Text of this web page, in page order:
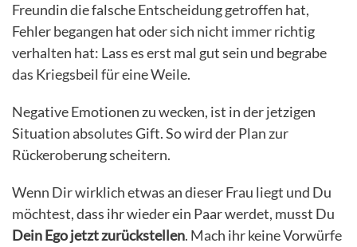
Freundin die falsche Entscheidung getroffen hat,
Fehler begangen hat oder sich nicht immer richtig
verhalten hat: Lass es erst mal gut sein und begrabe
das Kriegsbeil für eine Weile.
Negative Emotionen zu wecken, ist in der jetzigen
Situation absolutes Gift. So wird der Plan zur
Rückeroberung scheitern.
Wenn Dir wirklich etwas an dieser Frau liegt und Du
möchtest, dass ihr wieder ein Paar werdet, musst Du
Dein Ego jetzt zurückstellen. Mach ihr keine Vorwürfe